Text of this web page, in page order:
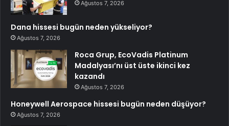
Ağustos 7, 2026
Dana hissesi bugün neden yükseliyor?
Ağustos 7, 2026
Roca Grup, EcoVadis Platinum
Madalyası’nı üst üste ikinci kez
kazandı
Ağustos 7, 2026
Honeywell Aerospace hissesi bugün neden düşüyor?
Ağustos 7, 2026